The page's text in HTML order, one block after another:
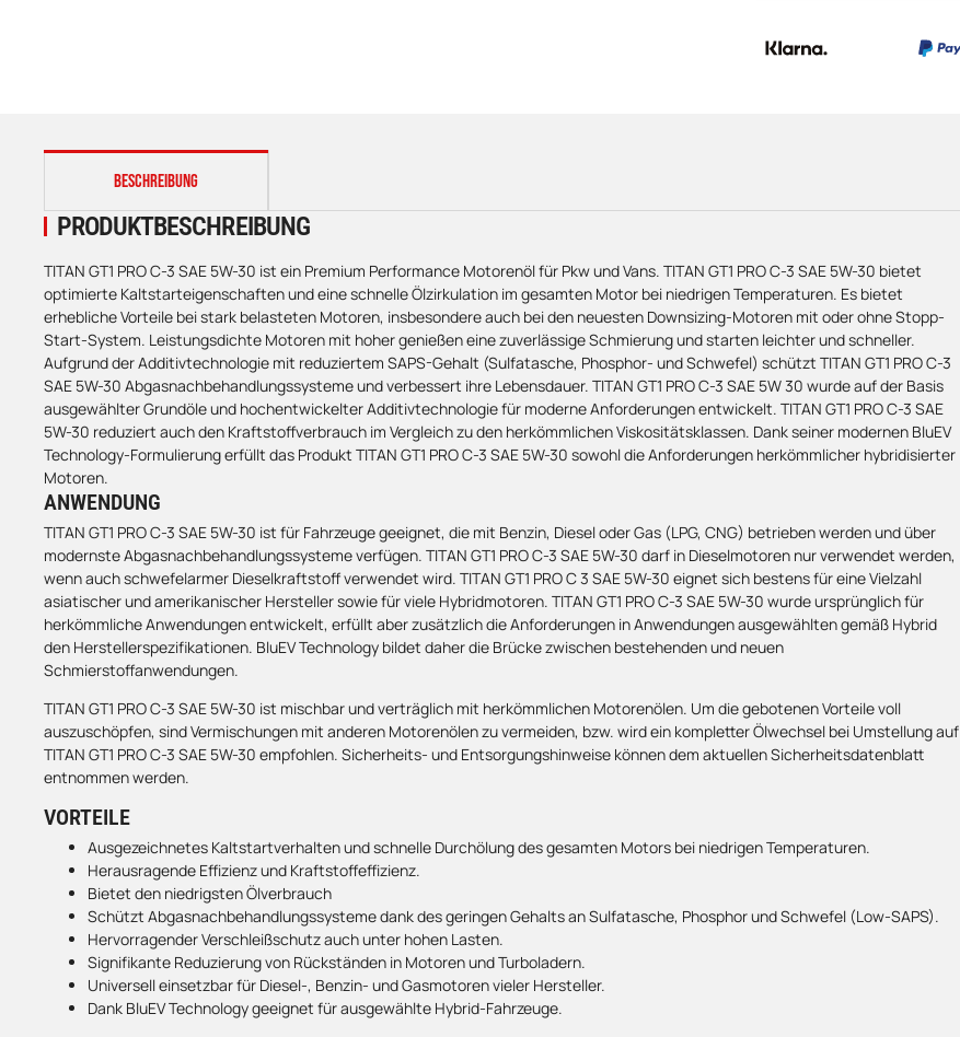
weitere Registerkarten anzeigen
BESCHREIBUNG
PRODUKTBESCHREIBUNG
TITAN GT1 PRO C-3 SAE 5W-30 ist ein Premium Performance Motorenöl für Pkw und Vans. TITAN GT1 PRO C-3 SAE 5W-30 bietet
optimierte Kaltstarteigenschaften und eine schnelle Ölzirkulation im gesamten Motor bei niedrigen Temperaturen. Es bietet
erhebliche Vorteile bei stark belasteten Motoren, insbesondere auch bei den neuesten Downsizing-Motoren mit oder ohne Stopp-
Start-System. Leistungsdichte Motoren mit hoher genießen eine zuverlässige Schmierung und starten leichter und schneller.
Aufgrund der Additivtechnologie mit reduziertem SAPS-Gehalt (Sulfatasche, Phosphor- und Schwefel) schützt TITAN GT1 PRO C-3
SAE 5W-30 Abgasnachbehandlungssysteme und verbessert ihre Lebensdauer. TITAN GT1 PRO C-3 SAE 5W 30 wurde auf der Basis
ausgewählter Grundöle und hochentwickelter Additivtechnologie für moderne Anforderungen entwickelt. TITAN GT1 PRO C-3 SAE
5W-30 reduziert auch den Kraftstoffverbrauch im Vergleich zu den herkömmlichen Viskositätsklassen. Dank seiner modernen BluEV
Technology-Formulierung erfüllt das Produkt TITAN GT1 PRO C-3 SAE 5W-30 sowohl die Anforderungen herkömmlicher hybridisierter
Motoren.
ANWENDUNG
TITAN GT1 PRO C-3 SAE 5W-30 ist für Fahrzeuge geeignet, die mit Benzin, Diesel oder Gas (LPG, CNG) betrieben werden und über
modernste Abgasnachbehandlungssysteme verfügen. TITAN GT1 PRO C-3 SAE 5W-30 darf in Dieselmotoren nur verwendet werden,
wenn auch schwefelarmer Dieselkraftstoff verwendet wird. TITAN GT1 PRO C 3 SAE 5W-30 eignet sich bestens für eine Vielzahl
asiatischer und amerikanischer Hersteller sowie für viele Hybridmotoren. TITAN GT1 PRO C-3 SAE 5W-30 wurde ursprünglich für
herkömmliche Anwendungen entwickelt, erfüllt aber zusätzlich die Anforderungen in Anwendungen ausgewählten gemäß Hybrid
den Herstellerspezifikationen. BluEV Technology bildet daher die Brücke zwischen bestehenden und neuen
Schmierstoffanwendungen.
TITAN GT1 PRO C-3 SAE 5W-30 ist mischbar und verträglich mit herkömmlichen Motorenölen. Um die gebotenen Vorteile voll
auszuschöpfen, sind Vermischungen mit anderen Motorenölen zu vermeiden, bzw. wird ein kompletter Ölwechsel bei Umstellung auf
TITAN GT1 PRO C-3 SAE 5W-30 empfohlen. Sicherheits- und Entsorgungshinweise können dem aktuellen Sicherheitsdatenblatt
entnommen werden.
VORTEILE
Ausgezeichnetes Kaltstartverhalten und schnelle Durchölung des gesamten Motors bei niedrigen Temperaturen.
Herausragende Effizienz und Kraftstoffeffizienz.
Bietet den niedrigsten Ölverbrauch
Schützt Abgasnachbehandlungssysteme dank des geringen Gehalts an Sulfatasche, Phosphor und Schwefel (Low-SAPS).
Hervorragender Verschleißschutz auch unter hohen Lasten.
Signifikante Reduzierung von Rückständen in Motoren und Turboladern.
Universell einsetzbar für Diesel-, Benzin- und Gasmotoren vieler Hersteller.
Dank BluEV Technology geeignet für ausgewählte Hybrid-Fahrzeuge.